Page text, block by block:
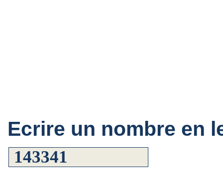
Ecrire un nombre en